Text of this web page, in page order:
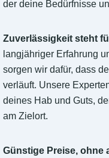
der deine Bedürfnisse
Zuverlässigkeit steht
langjähriger Erfahrung
sorgen wir dafür, dass
verläuft. Unsere
deines Hab und Guts,
am Zielort.
Günstige Preise, ohne